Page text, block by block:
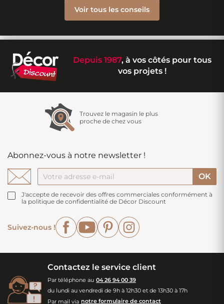
Voir tous les conseils
Depuis 1987, à vos côtés pour tous
vos projets !
Trouvez le magasin le plus
proche de chez vous
Abonnez-vous à notre newsletter !
J'accepte de recevoir des offres commerciales conformément à
la politique de confidentialité de Décor Discount
Suivez-nous !
FacebookYouTubePinterest
Contactez le service client
Par téléphone au 04 26 94 00 39
du lundi au vendredi de 9h à 12h30 et de 13h30 à 17h
Par mail via notre formulaire de contact